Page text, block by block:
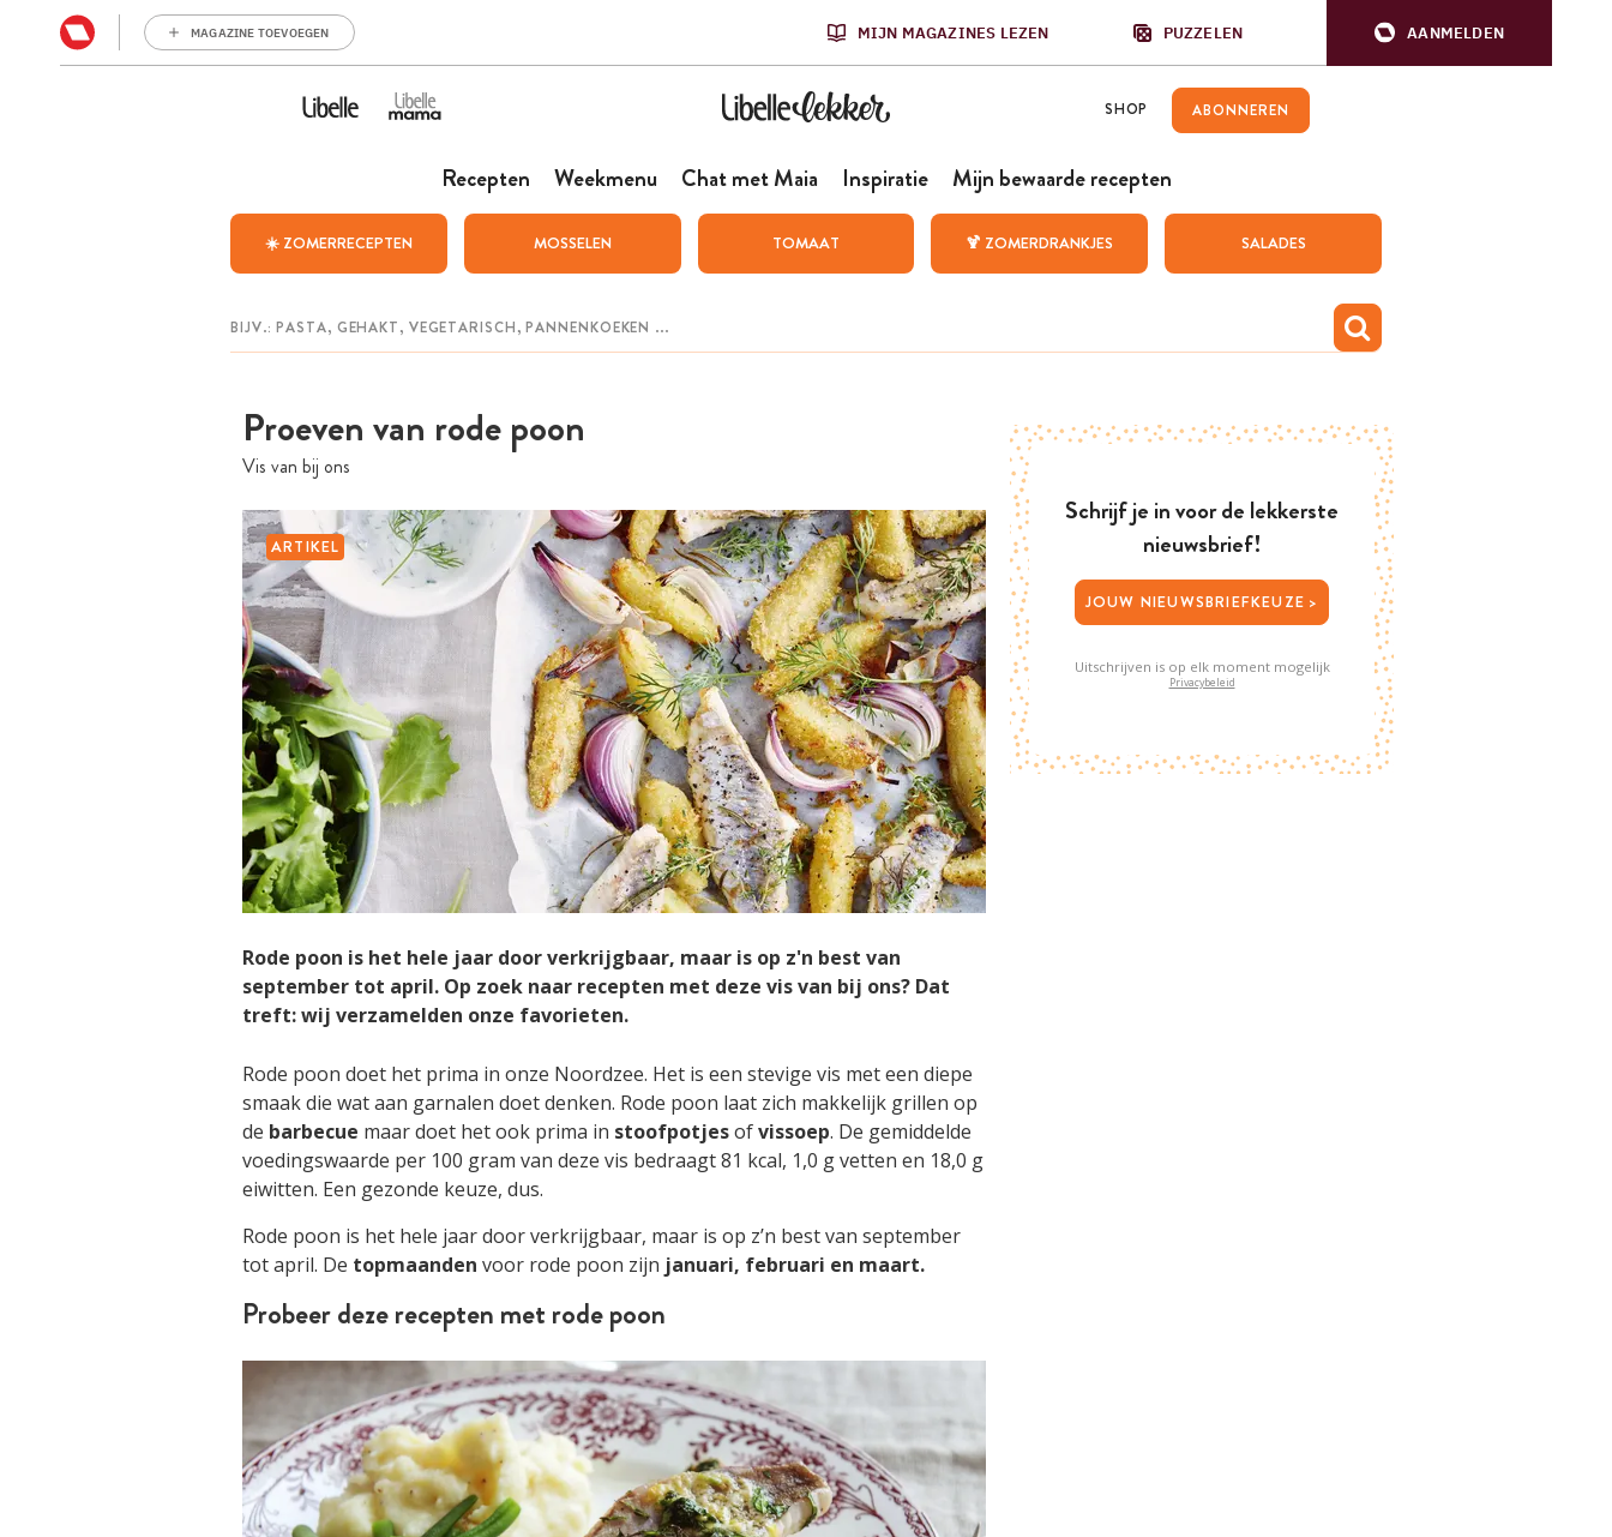
MAGAZINE TOEVOEGEN MIJN MAGAZINES LEZEN PUZZELEN AANMELDEN
SHOP ABONNEREN
Recepten Weekmenu Chat met Maia Inspiratie Mijn bewaarde recepten
☀️ ZOMERRECEPTEN MOSSELEN TOMAAT 🍹 ZOMERDRANKJES SALADES
Proeven van rode poon
Vis van bij ons
ARTIKEL
Rode poon is het hele jaar door verkrijgbaar, maar is op z'n best van
september tot april. Op zoek naar recepten met deze vis van bij ons? Dat
treft: wij verzamelden onze favorieten.
Rode poon doet het prima in onze Noordzee. Het is een stevige vis met een diepe
smaak die wat aan garnalen doet denken. Rode poon laat zich makkelijk grillen op
de barbecue maar doet het ook prima in stoofpotjesofvissoep. De gemiddelde
voedingswaarde per 100 gram van deze vis bedraagt 81 kcal, 1,0 g vetten en 18,0 g
eiwitten. Een gezonde keuze, dus.
Rode poon is het hele jaar door verkrijgbaar, maar is op z’n best van september
tot april. De topmaanden voor rode poon zijn januari, februari en maart.
Probeer deze recepten met rode poon
Schrijf je in voor de lekkerste
nieuwsbrief!
JOUW NIEUWSBRIEFKEUZE >
Uitschrijven is op elk moment mogelijk
Privacybeleid